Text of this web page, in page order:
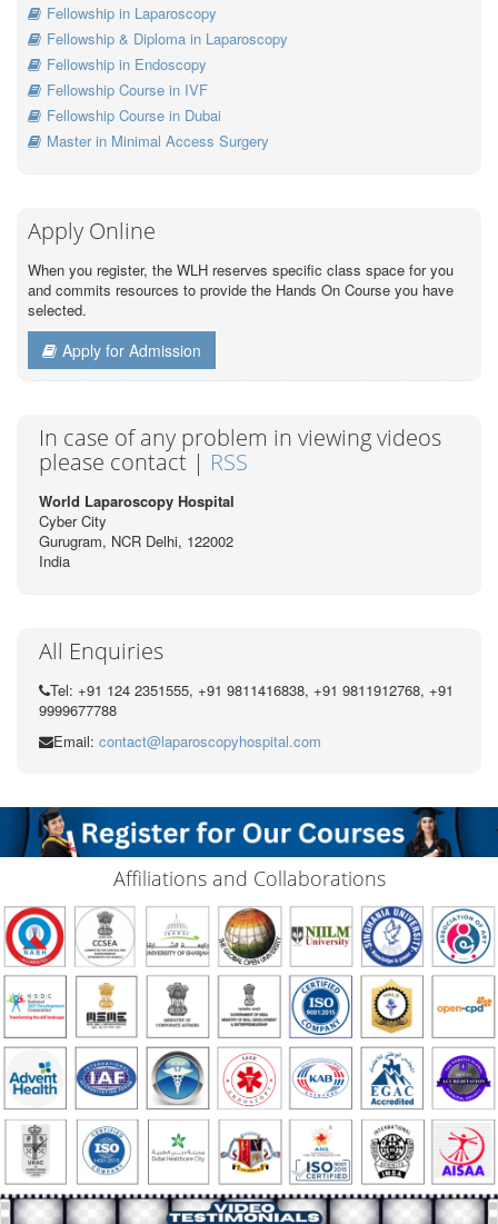
Fellowship in Laparoscopy
Fellowship & Diploma in Laparoscopy
Fellowship in Endoscopy
Fellowship Course in IVF
Fellowship Course in Dubai
Master in Minimal Access Surgery
Apply Online
When you register, the WLH reserves specific class space for you
and commits resources to provide the Hands On Course you have
selected.
Apply for Admission
In case of any problem in viewing videos
please contact | RSS
World Laparoscopy Hospital
Cyber City
Gurugram, NCR Delhi, 122002
India
All Enquiries
Tel: +91 124 2351555, +91 9811416838, +91 9811912768, +91
9999677788
Email: contact@laparoscopyhospital.com
Affiliations and Collaborations